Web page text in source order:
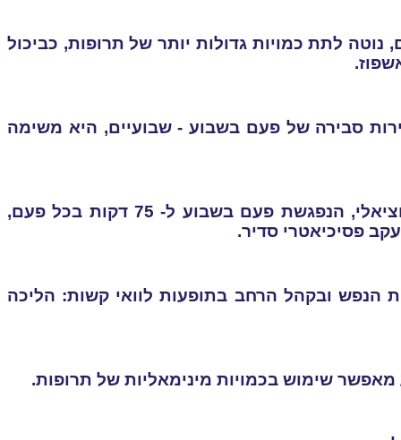
לתת כמויות גדולות יותר של תרופות, כביכול
סבירה של פעם בשבוע - שבועיים, היא משימה
קבוצה של 12 - 18 חולים, המנוהלת על ידי פסיכיאטר ועובד סוציאלי, הנפגשת פעם בשבוע ל- 75 דקות בכל פעם,
פסיכיאטרי סדיר.
הנפש ובקהל הרחב בתופעות לוואי קשות: הליכה
שימוש בכמויות מינימאליות של תרופות.